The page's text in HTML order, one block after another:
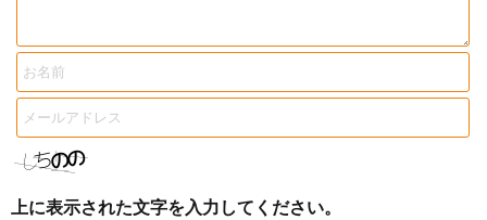
上に表示された文字を入力してください。